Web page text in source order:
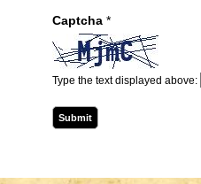
Captcha *
Type the text displayed above: